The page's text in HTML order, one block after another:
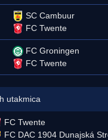
SC Cambuur
FC Twente
FC Groningen
FC Twente
utakmica
FC Twente
FC DAC 1904 Dunajská